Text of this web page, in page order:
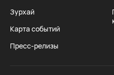
Зурхай
Карта событий
Пресс-релизы